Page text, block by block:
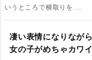
いうところで横取りを ...
凄い表情になりなが
女の子がめちゃカワイ